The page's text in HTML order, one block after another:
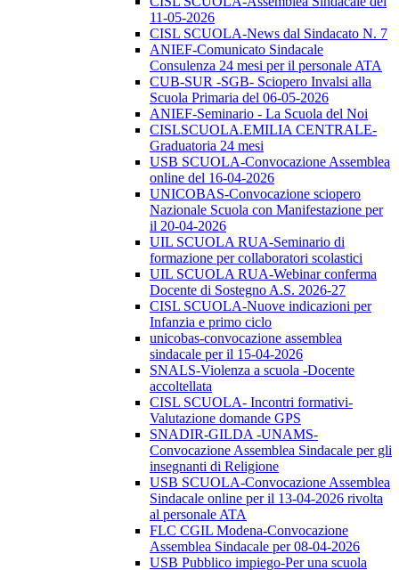
11-05-2026
CISL SCUOLA-News dal Sindacato N. 7
ANIEF-Comunicato Sindacale
Consulenza 24 mesi per il personale ATA
CUB-SUR -SGB- Sciopero Invalsi alla
Scuola Primaria del 06-05-2026
ANIEF-Seminario - La Scuola del Noi
CISLSCUOLA.EMILIA CENTRALE-
Graduatoria 24 mesi
USB SCUOLA-Convocazione Assemblea
online del 16-04-2026
UNICOBAS-Convocazione sciopero
Nazionale Scuola con Manifestazione per
il 20-04-2026
UIL SCUOLA RUA-Seminario di
formazione per collaboratori scolastici
UIL SCUOLA RUA-Webinar conferma
Docente di Sostegno A.S. 2026-27
CISL SCUOLA-Nuove indicazioni per
Infanzia e primo ciclo
unicobas-convocazione assemblea
sindacale per il 15-04-2026
SNALS-Violenza a scuola -Docente
accoltellata
CISL SCUOLA- Incontri formativi-
Valutazione domande GPS
SNADIR-GILDA -UNAMS-
Convocazione Assemblea Sindacale per gli
insegnanti di Religione
USB SCUOLA-Convocazione Assemblea
Sindacale online per il 13-04-2026 rivolta
al personale ATA
FLC CGIL Modena-Convocazione
Assemblea Sindacale per 08-04-2026
USB Pubblico impiego-Per una scuola